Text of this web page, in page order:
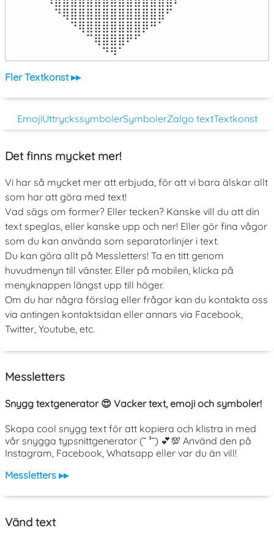
⠀⠙⢿⣿⣿⣿⣿⣿⣿⣿⣿⣿⣿⣿⣿⠋⠀
⠀⠀⠀⠙⢿⣿⣿⣿⣿⣿⣿⣿⡿⠛⠁⠀⠀
⠀⠀⠀⠀⠀⠉⢿⣿⣿⣿⠟⠋⠀⠀⠀⠀⠀
⠀⠀⠀⠀⠀⠀⠀⠙⠻⠁⠀⠀⠀⠀⠀⠀⠀⠀⠀⠀⠀⠀⠀
Fler Textkonst ▸▸
EmojiUttryckssymbolerSymbolerZalgo textTextkonst
Det finns mycket mer!
Vi har så mycket mer att erbjuda, för att vi bara älskar allt
som har att göra med text!
Vad sägs om former? Eller tecken? Kanske vill du att din
text speglas, eller kanske upp och ner! Eller gör fina vågor
som du kan använda som separatorlinjer i text.
Du kan göra allt på Messletters! Ta en titt genom
huvudmenyn till vänster. Eller på mobilen, klicka på
menyknappen längst upp till höger.
Om du har några förslag eller frågor kan du kontakta oss
via antingen kontaktsidan eller annars via Facebook,
Twitter, Youtube, etc.
Messletters
Snygg textgenerator 😍 Vacker text, emoji och symboler!
Skapa cool snygg text för att kopiera och klistra in med
vår snygga typsnittgenerator (˘ ³˘) 💕💯 Använd den på
Instagram, Facebook, Whatsapp eller var du än vill!
Messletters ▸▸
Vänd text